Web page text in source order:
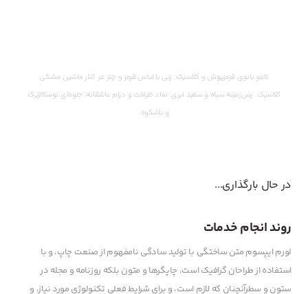
تابلو بانوی قرمزپوش و کلاسیک: زنی با لباس قرمز و چتر در کنار ماشین مشکی
کلاسیک. پس‌زمینه سیاه و سفید ابری. نماد ظرافت و درام عاشقانه. جلوه‌ای نوستالژیک
و باشکوه.
در حال بارگذاری...
روند انجام خدمات
لورم ایپسوم متن ساختگی با تولید سادگی نامفهوم از صنعت چاپ، و با
استفاده از طراحان گرافیک است، چاپگرها و متون بلکه روزنامه و مجله در
ستون و سطرآنچنان که لازم است، و برای شرایط فعلی تکنولوژی مورد نیاز، و